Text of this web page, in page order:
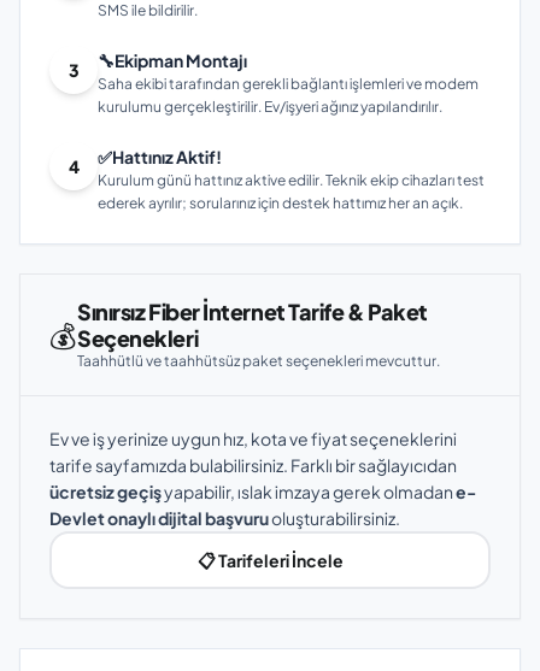
SMS ile bildirilir.
3 🔧Ekipman Montajı
Saha ekibi tarafından gerekli bağlantı işlemleri ve modem
kurulumu gerçekleştirilir. Ev/işyeri ağınız yapılandırılır.
4 ✅Hattınız Aktif!
Kurulum günü hattınız aktive edilir. Teknik ekip cihazları test
ederek ayrılır; sorularınız için destek hattımız her an açık.
💰
Sınırsız Fiber İnternet Tarife & Paket
Seçenekleri
Taahhütlü ve taahhütsüz paket seçenekleri mevcuttur.
Ev ve iş yerinize uygun hız, kota ve fiyat seçeneklerini
tarife sayfamızda bulabilirsiniz. Farklı bir sağlayıcıdan
ücretsiz geçişyapabilir, ıslak imzaya gerek olmadane-
Devlet onaylı dijital başvuruoluşturabilirsiniz.
📋 Tarifeleri İncele